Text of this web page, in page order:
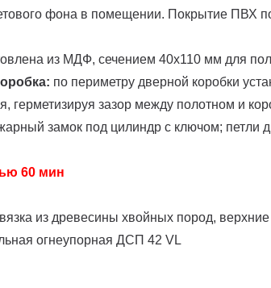
фона в помещении. Покрытие ПВХ
из МДФ, сечением 40х110 мм для
по периметру дверной коробки
герметизируя зазор между полотном и
замок под цилиндр с ключом; петли
60 мин
из древесины хвойных пород,
огнеупорная ДСП 42 VL